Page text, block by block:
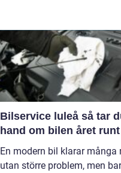
Bilservice luleå så tar du
hand om bilen året runt
En modern bil klarar många
utan större problem, men